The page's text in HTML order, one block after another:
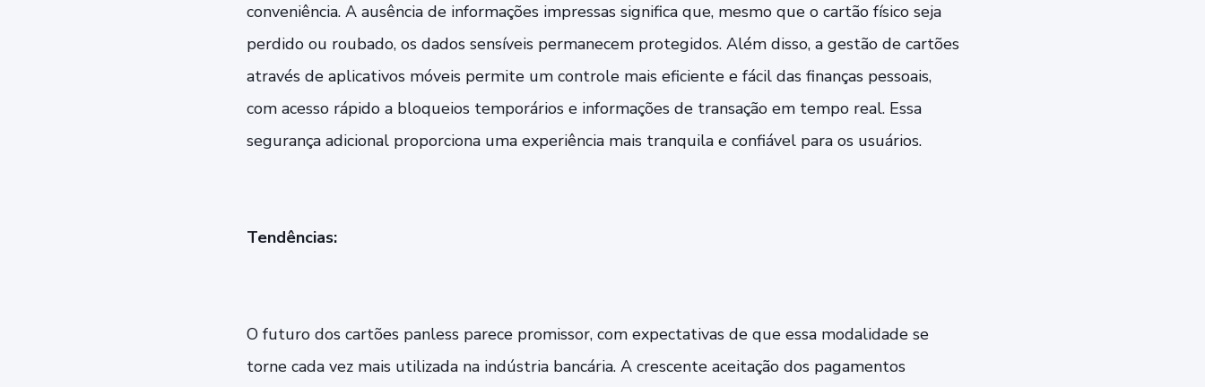
conveniência. A ausência de informações impressas significa que, mesmo que o cartão físico seja
perdido ou roubado, os dados sensíveis permanecem protegidos. Além disso, a gestão de cartões
através de aplicativos móveis permite um controle mais eficiente e fácil das finanças pessoais,
com acesso rápido a bloqueios temporários e informações de transação em tempo real. Essa
segurança adicional proporciona uma experiência mais tranquila e confiável para os usuários.
Tendências:
O futuro dos cartões panless parece promissor, com expectativas de que essa modalidade se
torne cada vez mais utilizada na indústria bancária. A crescente aceitação dos pagamentos